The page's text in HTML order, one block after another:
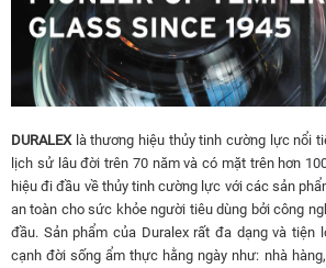
DURALEXlà thương hiệu thủy tinh cường lực nổi
lịch sử lâu đời trên 70 năm và có mặt trên hơn
hiệu đi đầu về thủy tinh cường lực với các sản
an toàn cho sức khỏe người tiêu dùng bởi công
đầu. Sản phẩm của Duralex rất đa dạng và tiện
cạnh đời sống ẩm thực hằng ngày như: nhà